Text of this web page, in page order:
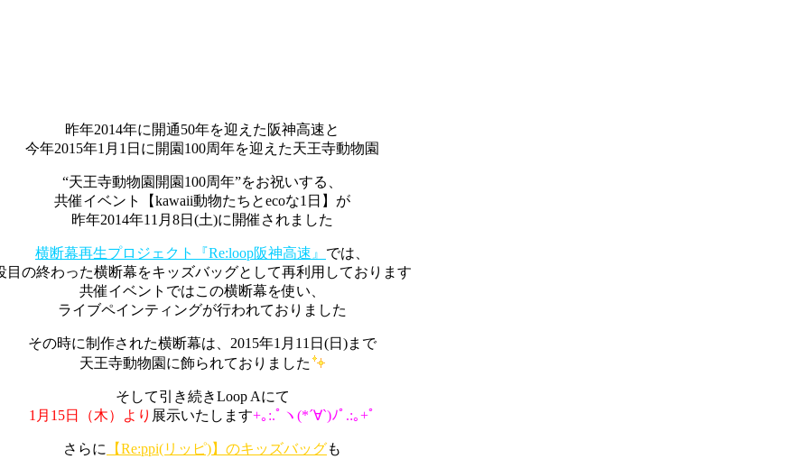
昨年2014年に開通50年を迎えた阪神高速と
今年2015年1月1日に開園100周年を迎えた天王寺動物園
“天王寺動物園開園100周年”をお祝いする、
共催イベント【kawaii動物たちとecoな1日】が
昨年2014年11月8日(土)に開催されました
横断幕再生プロジェクト『Re:loop阪神高速』 では、
目の終わった横断幕をキッズバッグとして再利用しております
共催イベントではこの横断幕を使い、
ライブペインティングが行われておりました
その時に制作された横断幕は、2015年1月11日(日)まで
天王寺動物園に飾られておりました
そして引き続きLoop Aにて
1月15日（木）より 展示いたします+｡:.ﾟヽ(*´∀`)ﾉﾟ.:｡+ﾟ
さらに 【Re:ppi(リッピ)】のキッズバッグも